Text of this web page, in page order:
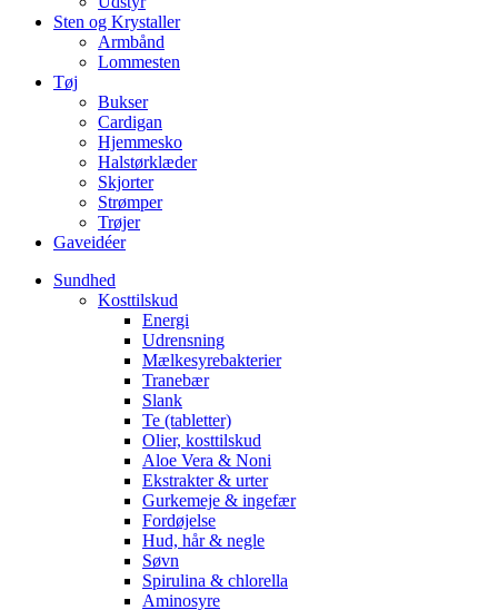
Sten og Krystaller
Armbånd
Lommesten
Tøj
Bukser
Cardigan
Hjemmesko
Halstørklæder
Skjorter
Strømper
Trøjer
Gaveidéer
Sundhed
Kosttilskud
Energi
Udrensning
Mælkesyrebakterier
Tranebær
Slank
Te (tabletter)
Olier, kosttilskud
Aloe Vera & Noni
Ekstrakter & urter
Gurkemeje & ingefær
Fordøjelse
Hud, hår & negle
Søvn
Spirulina & chlorella
Aminosyre